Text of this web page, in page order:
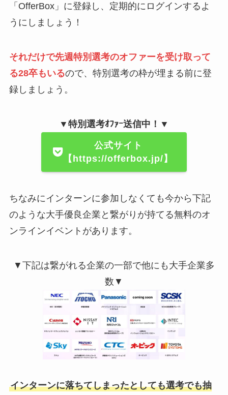
「OfferBox」に登録し、定期的にログインするよ
うにしましょう！
それだけで先週特別選考のオファーを受け取って
る28卒もいるので、特別選考の枠が埋まる前に登
録しましょう。
▼特別選考ｵﾌｧｰ送信中！▼
公式サイト
【https://offerbox.jp/】
ちなみにインターンに参加しなくても今から下記
のような大手優良企業と繋がりが持てる無料のオ
ンラインイベントがあります。
▼下記は繋がれる企業の一部で他にも大手企業多
数▼
インターンに落ちてしまったとしても選考でも抽